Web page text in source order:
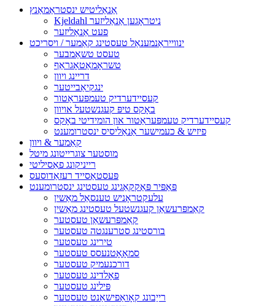
אַנאַליטיש ינסטראַמאַנץ
Kjeldahl ניטראָגען אַנאַליזער
פעט אַנאַליזער
ינווייראַנמענאַל טעסטינג קאַמער / ויסריכט
טעסט טשאַמבער
טשראָמאַטאָגראַף
דריינג ויוון
ינגקיאַבייטער
קעסיידערדיק טעמפּעראַטור
באָקס טיפּ קעגנשטעל אויוון
קעסיידערדיק טעמפּעראַטור און הומידיטי באָקס
פיזיש & כעמישער אַנאַליסיס ינסטרומענט
קאַמער & ויוון
מוסטער צוגרייטונג מיטל
רייניקונג פאַסיליטי
פּעסטאַסייד רעזאַדוסעס
פּאַפּיר פּאַקקאַגינג טעסטינג ינסטרומענט
עלעקטראָניש טענסאַל מאַשין
קאַמפּרעשאַן קעגנשטעל טעסטינג מאַשין
קאַמפּרעשאַן טעסטער
בורסטינג סטרענגטה טעסטער
טירינג טעסטער
סמאָאָטנעסס טעסטער
דורכנעמיק טעסטער
פאָלדינג טעסטער
פּילינג טעסטער
רייַבונג קאָואַפישאַנט טעסטער